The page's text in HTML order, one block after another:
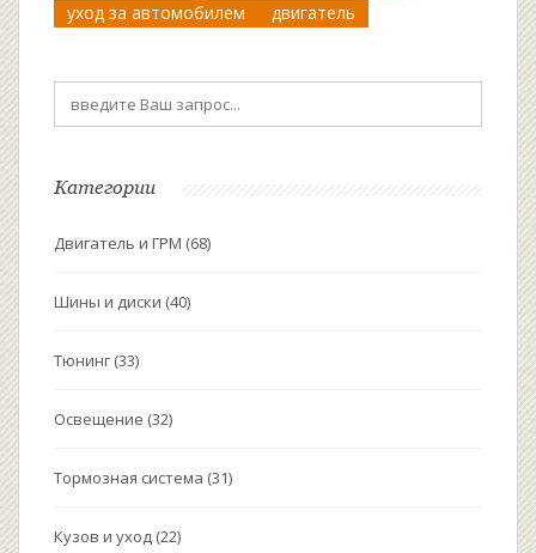
уход за автомобилем
двигатель
Категории
Двигатель и ГРМ (68)
Шины и диски (40)
Тюнинг (33)
Освещение (32)
Тормозная система (31)
Кузов и уход (22)